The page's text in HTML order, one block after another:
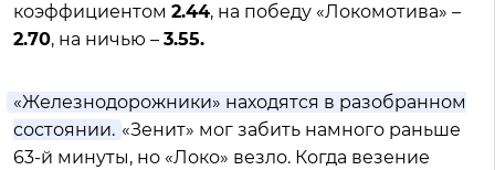
коэффициентом 2.44, на победу «Локомотива» –
2.70, на ничью – 3.55.
«Железнодорожники» находятся в разобранном
состоянии. «Зенит» мог забить намного раньше
63-й минуты, но «Локо» везло. Когда везение